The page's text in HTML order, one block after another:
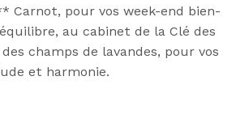
Carnot, pour vos week-end bien-
au cabinet de la Clé des
champs de lavandes, pour vos
et harmonie.